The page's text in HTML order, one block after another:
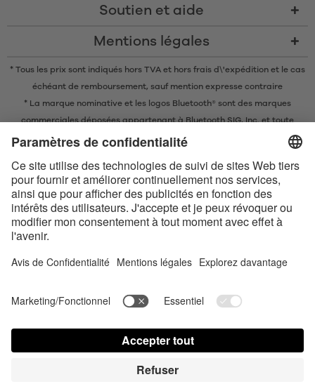
Soutien et aide
Mentions légales
* Tous les prix sont indiqués hors TVA et hors frais d\'expédition et le cas
échéant de remboursement, sauf mention expresse contraire
* La marque nominative et les logos Bluetooth® sont des marques
commerciales déposées appartenant à Bluetooth SIG, Inc. et toute
utilisation de ces marques par EIS GmbH est soumise à une licence.
Satisfyer Connect App Legal notice
Satisfyer Connect App Terms and Conditions